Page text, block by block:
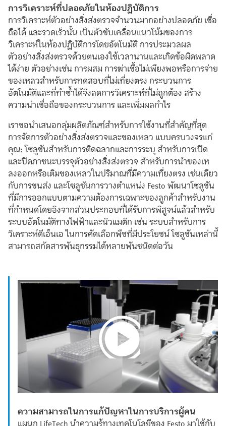
การวิเคราะห์ที่ปลอดภัยในห้องปฏิบัติการ
การวิเคราะห์ตัวอย่างสิ่งส่งตรวจจำนวนมากอย่างปลอดภัย เชื่อ
ถือได้ และรวดเร็วนั้น เป็นตัวขับเคลื่อนแนวโน้มของการ
วิเคราะห์ในห้องปฏิบัติการโดยอัตโนมัติ การประมวลผล
ตัวอย่างสิ่งส่งตรวจด้วยตนเองใช้เวลานานและเกิดข้อผิดพลาด
ได้ง่าย ตัวอย่างเช่น การผสม การฆ่าเชื้อไม่เพียงพอหรือการจ่าย
ของเหลวสำหรับการทดสอบที่ไม่เที่ยงตรง กระบวนการ
อัตโนมัติและที่ทำซ้ำได้จึงลดการวิเคราะห์ที่ไม่ถูกต้อง สร้าง
ความน่าเชื่อถือของกระบวนการ และเพิ่มผลกำไร
เราขอนำเสนอกลุ่มผลิตภัณฑ์สำหรับการใช้งานที่สำคัญที่สุด
การจัดการตัวอย่างสิ่งส่งตรวจและของเหลว แบบครบวงจรแก่
คุณ: โซลูชันสำหรับการติดฉลากและการระบุ สำหรับการเปิด
และปิดภาชนะบรรจุตัวอย่างสิ่งส่งตรวจ สำหรับการนำของเห
ลงออกหรือเติมของเหลวในปริมาณที่มีความเที่ยงตรง เช่นเดียว
กับการขนส่ง และโซลูชันการวางตำแหน่ง Festo พัฒนาโซลูชัน
ที่มีการออกแบบตามความต้องการเฉพาะของลูกค้าสำหรับงาน
ที่กำหนดโดยอิงจากส่วนประกอบที่ได้รับการพิสูจน์แล้วสำหรับ
ระบบอัตโนมัติทางไฟฟ้าและนิวแมติก เช่น ระบบสำหรับการ
วิเคราะห์ดีเอ็นเอ ในการคัดเลือกพืชที่มีประโยชน์ โซลูชันเหล่านี้
สามารถสกัดสารพันธุกรรมได้หลายพันชนิดต่อวัน
Play
Video
ความสามารถในการแก้ปัญหาในการบริการผู้คน
แผนก LifeTech นำความรู้ทางเทคโนโลยีของ Festo มาใช้กับ